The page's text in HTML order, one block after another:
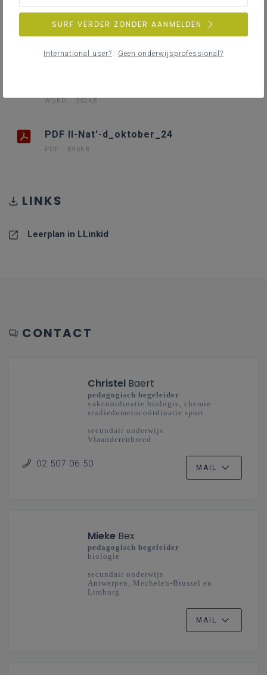
DOWNLOADS
WORD 352KB
PDF II-Nat'-d_oktober_24
PDF 896KB
LINKS
Leerplan in LLinkid
CONTACT
Christel Baert
pedagogisch begeleider
vakcoördinatie biologie, chemie
studiedomeincoördinatie sport
secundair onderwijs
Vlaanderenbreed
02 507 06 50 MAIL
Mieke Bex
pedagogisch begeleider
biologie
secundair onderwijs
Antwerpen, Mechelen-Brussel en
Limburg
MAIL
SURF VERDER ZONDER AANMELDEN
International user? Geen onderwijsprofessional?